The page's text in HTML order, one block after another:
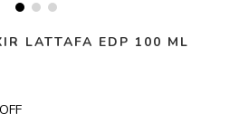
LATTAFA EDP 100 ML